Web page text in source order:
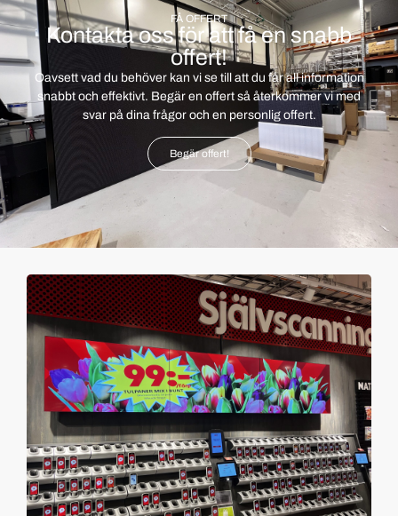
FÅ OFFERT
Kontakta oss för att få en snabb
offert!
Oavsett vad du behöver kan vi se till att du får all information
snabbt och effektivt. Begär en offert så återkommer vi med
svar på dina frågor och en personlig offert.
Begär offert!